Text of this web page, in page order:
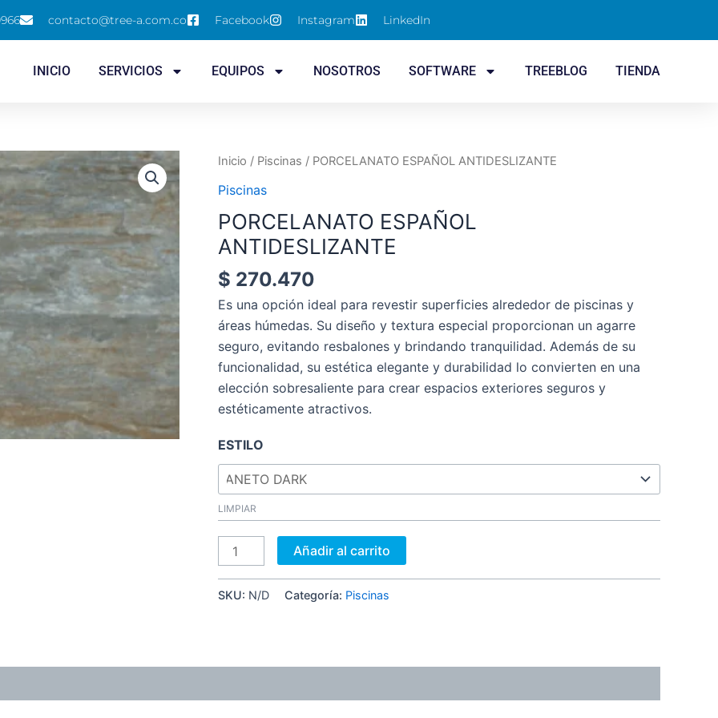
contacto@tree-a.com.co Facebook Instagram LinkedIn
INICIO SERVICIOS EQUIPOS NOSOTROS SOFTWARE TREEBLOG TIENDA
Inicio / Piscinas / PORCELANATO ESPAÑOL ANTIDESLIZANTE
Piscinas
PORCELANATO ESPAÑOL
ANTIDESLIZANTE
$ 270.470
Es una opción ideal para revestir superficies alrededor de piscinas y
áreas húmedas. Su diseño y textura especial proporcionan un agarre
seguro, evitando resbalones y brindando tranquilidad. Además de su
funcionalidad, su estética elegante y durabilidad lo convierten en una
elección sobresaliente para crear espacios exteriores seguros y
estéticamente atractivos.
ESTILO
LIMPIAR
PORCELANATO
ESPAÑOL
cantidad
Añadir al carrito
SKU: N/D Categoría: Piscinas